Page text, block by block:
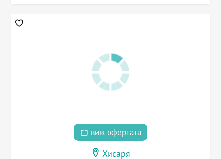
виж офертата
Хисаря